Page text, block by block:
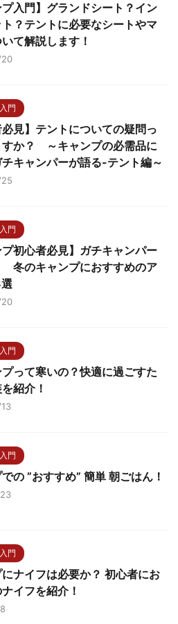
プ入門】グランドシート？イン
？テントに必要なシートやマ
て解説します！
門
必見】テントについての疑問っ
すか？ ～キャンプの必需品に
キャンパーが語る-テント編～
門
プ初心者必見】ガチキャンパー
冬のキャンプにおすすめのア
門
って寒いの？快適に過ごすた
紹介！
門
の ”おすすめ” 簡単 朝ごはん！
門
ナイフは必要か？ 初心者にお
イフを紹介！